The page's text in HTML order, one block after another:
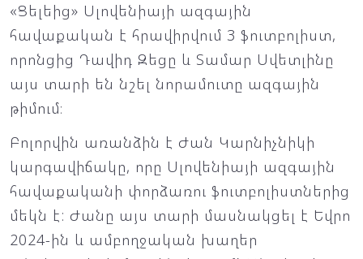
«Ցելեից» Սլովենիայի ազգային
հավաքական է հրավիրվում 3 ֆուտբոլիստ,
որոնցից Դավիդ Զեցը և Տամար Սվետլինը
այս տարի են նշել նորամուտը ազգային
թիմում։
Բոլորվին առանձին է Ժան Կարնիչնիկի
կարգավիճակը, որը Սլովենիայի ազգային
հավաքականի փորձառու ֆուտբոլիստներից
մեկն է: Ժանը այս տարի մասնակցել է Եվրո
2024-ին և ամբողջական խաղեր